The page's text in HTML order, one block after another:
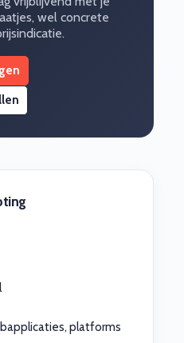
wel concrete
platforms